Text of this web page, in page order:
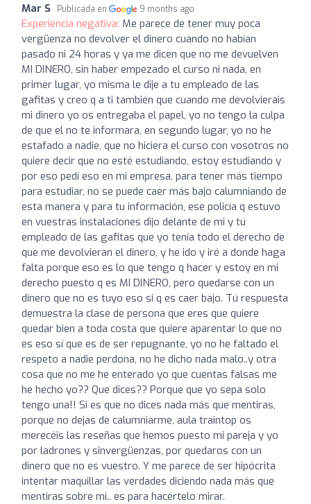
Mar S Publicada en 9 months ago
Experiencia negativa: Me parece de tener muy poca
vergüenza no devolver el dinero cuando no habían
pasado ni 24 horas y ya me dicen que no me devuelven
MI DINERO, sin haber empezado el curso ni nada, en
primer lugar, yo misma le dije a tu empleado de las
gafitas y creo q a ti también que cuando me devolvierais
mi dinero yo os entregaba el papel, yo no tengo la culpa
de que el no te informara, en segundo lugar, yo no he
estafado a nadie, que no hiciera el curso con vosotros no
quiere decir que no esté estudiando, estoy estudiando y
por eso pedí eso en mi empresa, para tener más tiempo
para estudiar, no se puede caer más bajo calumniando de
esta manera y para tu información, ese policía q estuvo
en vuestras instalaciones dijo delante de mi y tú
empleado de las gafitas que yo tenía todo el derecho de
que me devolvieran el dinero, y he ido y iré a donde haga
falta porque eso es lo que tengo q hacer y estoy en mi
derecho puesto q es MI DINERO, pero quedarse con un
dinero que no es tuyo eso si q es caer bajo. Tú respuesta
demuestra la clase de persona que eres que quiere
quedar bien a toda costa que quiere aparentar lo que no
es eso sí que es de ser repugnante, yo no he faltado el
respeto a nadie perdona, no he dicho nada malo..y otra
cosa que no me he enterado yo que cuentas falsas me
he hecho yo?? Que dices?? Porque que yo sepa solo
tengo una!! Si es que no dices nada más que mentiras,
porque no dejas de calumniarme, aula traintop os
merecéis las reseñas que hemos puesto mi pareja y yo
por ladrones y sinvergüenzas, por quedaros con un
dinero que no es vuestro. Y me parece de ser hipócrita
intentar maquillar las verdades diciendo nada más que
mentiras sobre mi.. es para hacértelo mirar.